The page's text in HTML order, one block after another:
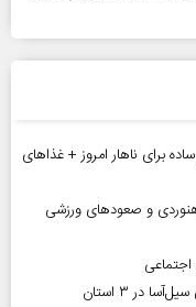
خوشمزه و ساده برای ناهار امروز + غذاهای
و صعودهای ورزشی